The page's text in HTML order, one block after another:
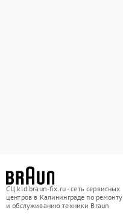
СЦ kld.braun-fix.ru - сеть сервисных
центров в Калининграде по ремонту
и обслуживанию техники Braun